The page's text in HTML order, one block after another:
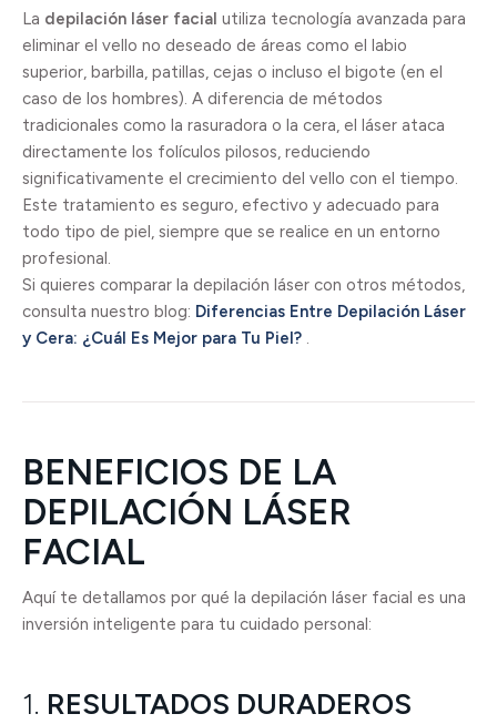
La depilación láser facial utiliza tecnología avanzada para
eliminar el vello no deseado de áreas como el labio
superior, barbilla, patillas, cejas o incluso el bigote (en el
caso de los hombres). A diferencia de métodos
tradicionales como la rasuradora o la cera, el láser ataca
directamente los folículos pilosos, reduciendo
significativamente el crecimiento del vello con el tiempo.
Este tratamiento es seguro, efectivo y adecuado para
todo tipo de piel, siempre que se realice en un entorno
profesional.
Si quieres comparar la depilación láser con otros métodos,
consulta nuestro blog: Diferencias Entre Depilación Láser
y Cera: ¿Cuál Es Mejor para Tu Piel? .
BENEFICIOS DE LA
DEPILACIÓN LÁSER
FACIAL
Aquí te detallamos por qué la depilación láser facial es una
inversión inteligente para tu cuidado personal:
1. RESULTADOS DURADEROS